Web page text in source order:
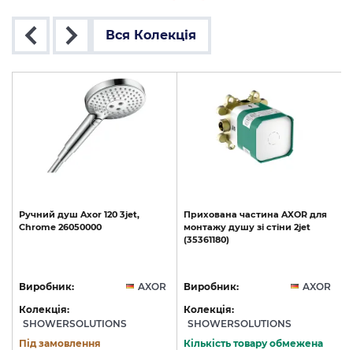
Вся Колекція
Ручний душ Axor 120 3jet,
Chrome 26050000
Виробник:
AXOR
Колекція:
SHOWERSOLUTIONS
Під замовлення
Прихована частина AXOR для
монтажу душу зі стіни 2jet
(35361180)
Виробник:
AXOR
Колекція:
SHOWERSOLUTIONS
Кількість товару обмежена